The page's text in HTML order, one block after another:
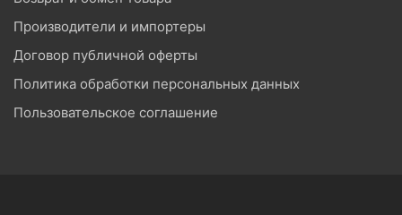
Производители и импортеры
Договор публичной оферты
Политика обработки персональных данных
Пользовательское соглашение